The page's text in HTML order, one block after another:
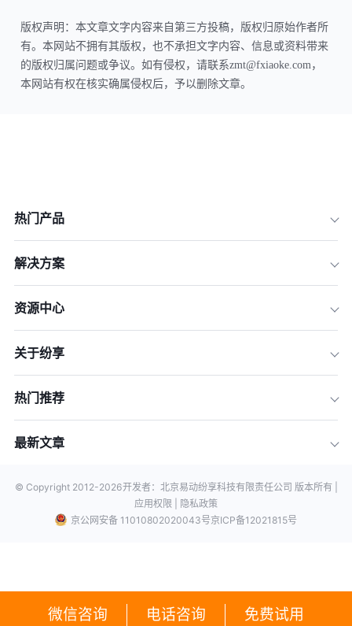
微信咨询 电话咨询 免费试用
版权声明：本文章文字内容来自第三方投稿，版权归原始作者所
有。本网站不拥有其版权，也不承担文字内容、信息或资料带来
的版权归属问题或争议。如有侵权，请联系zmt@fxiaoke.com，
本网站有权在核实确属侵权后，予以删除文章。
热门产品
解决方案
资源中心
关于纷享
热门推荐
最新文章
© Copyright 2012-2026开发者：北京易动纷享科技有限责任公司 版本所有 |
应用权限 |
隐私政策
京公网安备 11010802020043号京ICP备12021815号